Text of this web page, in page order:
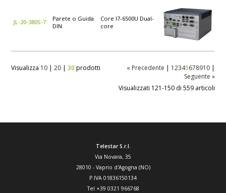
JL-20-380S-7
Parete o Guida
DIN
Core I7-6500U Dual-
core
Visualizza 10 |20 |30 prodotti « Precedente | 12345678910|
Seguente »
Visualizzati 121-150 di 559 articoli
Telestar S.r.l.
Via Novara, 35
28010 - Vaprio d'Agogna (NO)
P.IVA 01836150134
Tel +39 0321 966768